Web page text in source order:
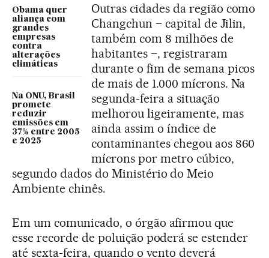
Obama quer
aliança com
grandes
empresas
contra
alterações
climáticas
Na ONU, Brasil
promete
reduzir
emissões em
37% entre 2005
e 2025
Outras cidades da região como
Changchun – capital de Jilin,
também com 8 milhões de
habitantes –, registraram
durante o fim de semana picos
de mais de 1.000 mícrons. Na
segunda-feira a situação
melhorou ligeiramente, mas
ainda assim o índice de
contaminantes chegou aos 860
mícrons por metro cúbico,
segundo dados do Ministério do Meio
Ambiente chinês.
Em um comunicado, o órgão afirmou que
esse recorde de poluição poderá se estender
até sexta-feira, quando o vento deverá